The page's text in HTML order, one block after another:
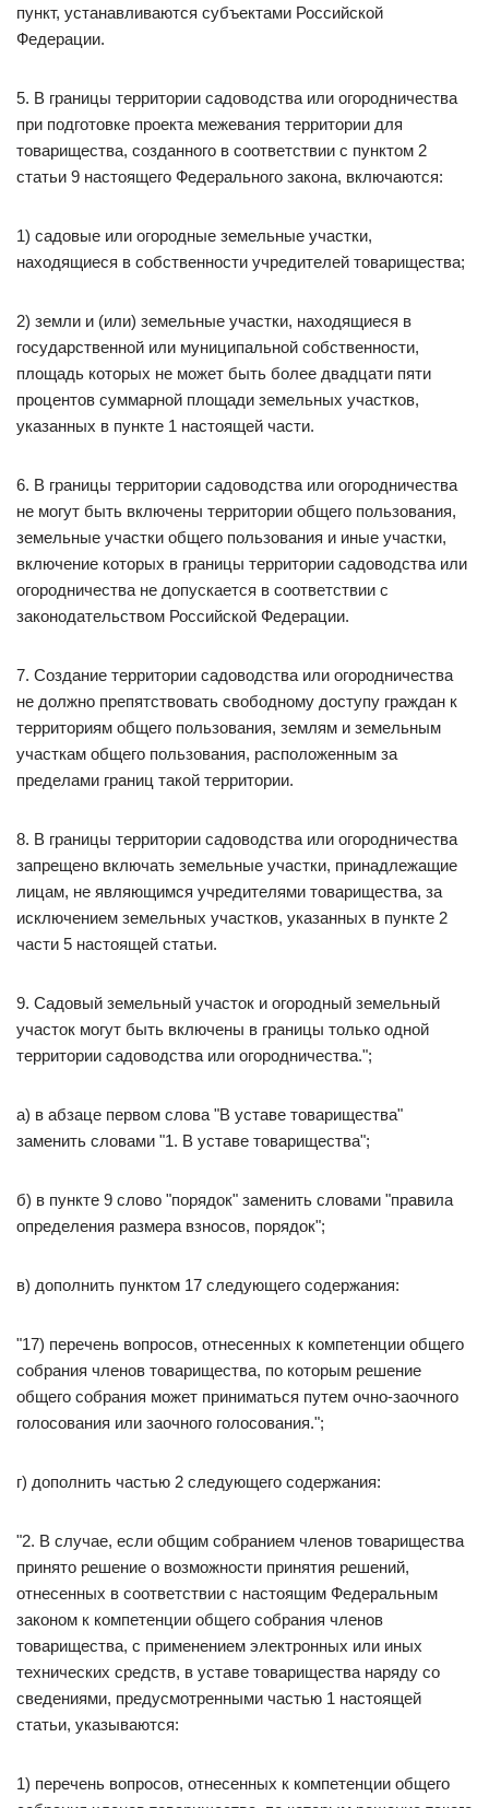
пункт, устанавливаются субъектами Российской
Федерации.
5. В границы территории садоводства или огородничества
при подготовке проекта межевания территории для
товарищества, созданного в соответствии с пунктом 2
статьи 9 настоящего Федерального закона, включаются:
1) садовые или огородные земельные участки,
находящиеся в собственности учредителей товарищества;
2) земли и (или) земельные участки, находящиеся в
государственной или муниципальной собственности,
площадь которых не может быть более двадцати пяти
процентов суммарной площади земельных участков,
указанных в пункте 1 настоящей части.
6. В границы территории садоводства или огородничества
не могут быть включены территории общего пользования,
земельные участки общего пользования и иные участки,
включение которых в границы территории садоводства или
огородничества не допускается в соответствии с
законодательством Российской Федерации.
7. Создание территории садоводства или огородничества
не должно препятствовать свободному доступу граждан к
территориям общего пользования, землям и земельным
участкам общего пользования, расположенным за
пределами границ такой территории.
8. В границы территории садоводства или огородничества
запрещено включать земельные участки, принадлежащие
лицам, не являющимся учредителями товарищества, за
исключением земельных участков, указанных в пункте 2
части 5 настоящей статьи.
9. Садовый земельный участок и огородный земельный
участок могут быть включены в границы только одной
территории садоводства или огородничества.";
а) в абзаце первом слова "В уставе товарищества"
заменить словами "1. В уставе товарищества";
б) в пункте 9 слово "порядок" заменить словами "правила
определения размера взносов, порядок";
в) дополнить пунктом 17 следующего содержания:
"17) перечень вопросов, отнесенных к компетенции общего
собрания членов товарищества, по которым решение
общего собрания может приниматься путем очно-заочного
голосования или заочного голосования.";
г) дополнить частью 2 следующего содержания:
"2. В случае, если общим собранием членов товарищества
принято решение о возможности принятия решений,
отнесенных в соответствии с настоящим Федеральным
законом к компетенции общего собрания членов
товарищества, с применением электронных или иных
технических средств, в уставе товарищества наряду со
сведениями, предусмотренными частью 1 настоящей
статьи, указываются:
1) перечень вопросов, отнесенных к компетенции общего